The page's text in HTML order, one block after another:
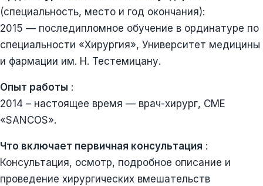
(специальность, место и год окончания):
2015 — последипломное обучение в ординатуре по
специальности «Хирургия», Университет медицины
и фармации им. Н. Тестемицану.
Опыт работы :
2014 – настоящее время — врач-хирург, CME
«SANCOS».
Что включает первичная консультация :
Консультация, осмотр, подробное описание и
проведение хирургических вмешательств